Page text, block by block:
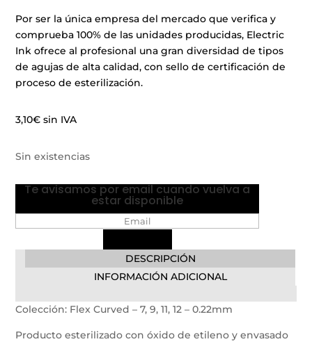
Por ser la única empresa del mercado que verifica y
comprueba 100% de las unidades producidas, Electric
Ink ofrece al profesional una gran diversidad de tipos
de agujas de alta calidad, con sello de certificación de
proceso de esterilización.
3,10€ sin IVA
Sin existencias
Te avisamos por email cuando vuelva a
estar disponible
DESCRIPCIÓN
INFORMACIÓN ADICIONAL
Colección: Flex Curved – 7, 9, 11, 12 – 0.22mm
Producto esterilizado con óxido de etileno y envasado